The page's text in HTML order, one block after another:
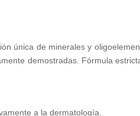
única de minerales y
demostradas. Fórmula
a la dermatología.